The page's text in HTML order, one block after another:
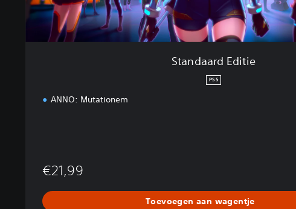
Standaard Editie
PS5
ANNO: Mutationem
€21,99
Toevoegen aan wagentje